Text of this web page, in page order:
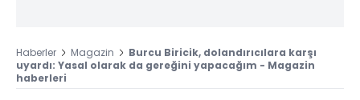
Haberler Magazin
Burcu Biricik, dolandırıcılara karşı
uyardı: Yasal olarak da gereğini yapacağım - Magazin
haberleri